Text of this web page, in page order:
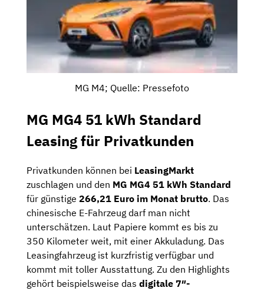
MG M4; Quelle: Pressefoto
MG MG4 51 kWh Standard
Leasing für Privatkunden
Privatkunden können bei LeasingMarkt
zuschlagen und den MG MG4 51 kWh Standard
für günstige 266,21 Euro im Monat brutto. Das
chinesische E-Fahrzeug darf man nicht
unterschätzen. Laut Papiere kommt es bis zu
350 Kilometer weit, mit einer Akkuladung. Das
Leasingfahrzeug ist kurzfristig verfügbar und
kommt mit toller Ausstattung. Zu den Highlights
gehört beispielsweise das digitale 7″-